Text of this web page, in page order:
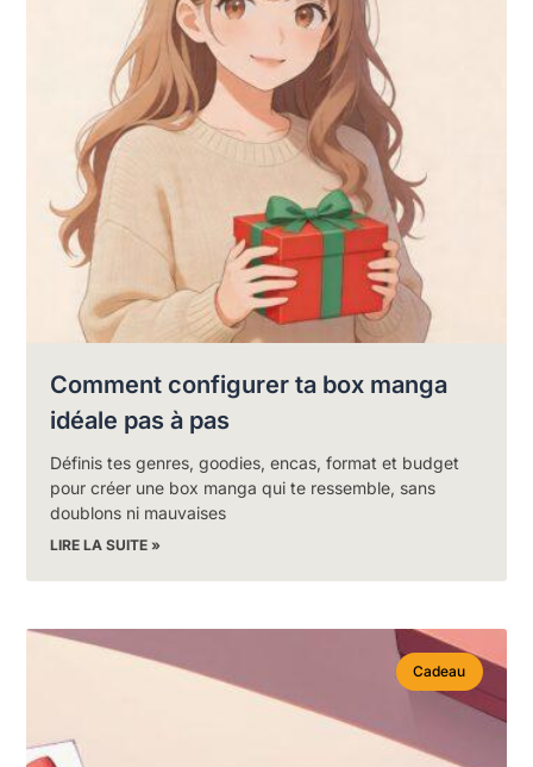
Comment configurer ta box manga
idéale pas à pas
Définis tes genres, goodies, encas, format et budget
pour créer une box manga qui te ressemble, sans
doublons ni mauvaises
LIRE LA SUITE »
Cadeau